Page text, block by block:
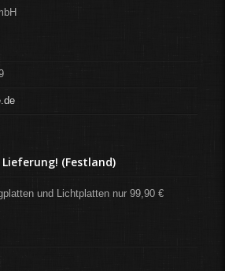
(Festland)
und Lichtplatten nur 99,90 €